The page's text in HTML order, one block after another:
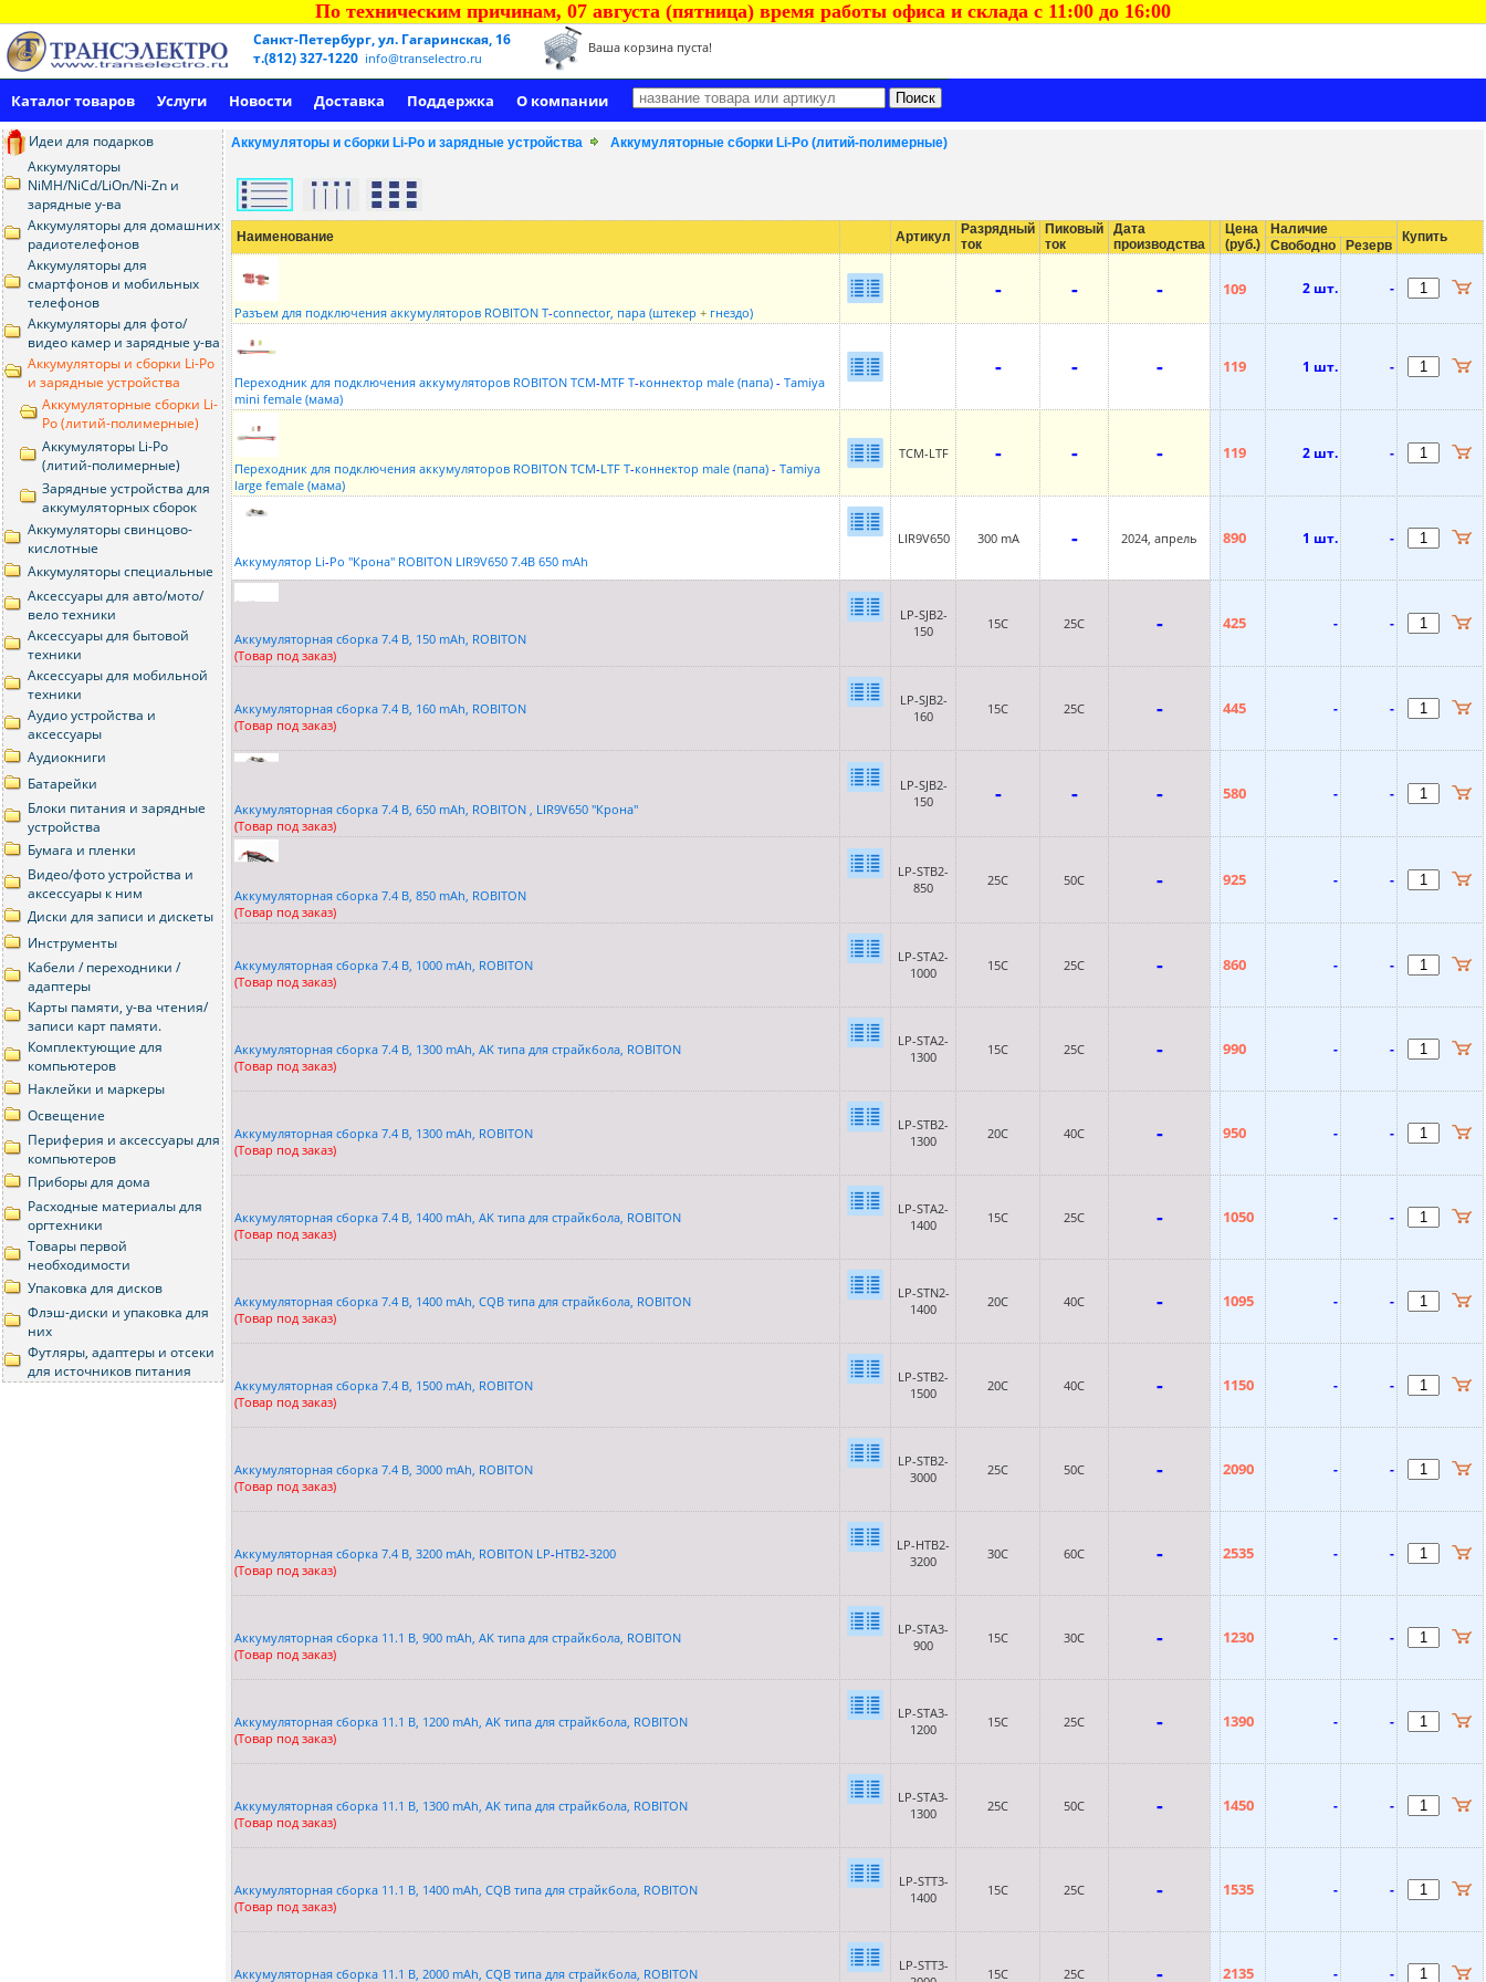
По техническим причинам, 07 августа (пятница) время работы офиса и склада с 11:00 до 16:00
Санкт-Петербург, ул. Гагаринская, 16
т.(812) 327-1220 info@transelectro.ru
Ваша корзина пуста!
Каталог товаров Услуги Новости Доставка Поддержка О компании
Идеи для подарков
Аккумуляторы
NiMH/NiCd/LiOn/Ni-Zn и
зарядные у-ва
Аккумуляторы для домашних
радиотелефонов
Аккумуляторы для
смартфонов и мобильных
телефонов
Аккумуляторы для фото/
видео камер и зарядные у-ва
Аккумуляторы и сборки Li-Po
и зарядные устройства
Аккумуляторные сборки Li-
Po (литий-полимерные)
Аккумуляторы Li-Po
(литий-полимерные)
Зарядные устройства для
аккумуляторных сборок
Аккумуляторы свинцово-
кислотные
Аккумуляторы специальные
Аксессуары для авто/мото/
вело техники
Аксессуары для бытовой
техники
Аксессуары для мобильной
техники
Аудио устройства и
аксессуары
Аудиокниги
Батарейки
Блоки питания и зарядные
устройства
Бумага и пленки
Видео/фото устройства и
аксессуары к ним
Диски для записи и дискеты
Инструменты
Кабели / переходники /
адаптеры
Карты памяти, у-ва чтения/
записи карт памяти.
Комплектующие для
компьютеров
Наклейки и маркеры
Освещение
Периферия и аксессуары для
компьютеров
Приборы для дома
Расходныe материалы для
оргтехники
Товары первой
необходимости
Упаковка для дисков
Флэш-диски и упаковка для
них
Футляры, адаптеры и отсеки
для источников питания
Аккумуляторы и сборки Li-Po и зарядные устройства Аккумуляторные сборки Li-Po (литий-полимерные)
Наименование Артикул
Разрядный
ток
Пиковый
ток
Дата
производства
Цена
(руб.)
Наличие Купить
Свободно Резерв
Разъем для подключения аккумуляторов ROBITON T-connector, пара (штекер + гнездо)
- - - 109 2 шт. -
Переходник для подключения аккумуляторов ROBITON TCM-MTF Т-коннектор male (папа) - Tamiya
mini female (мама)
- - - 119 1 шт. -
Переходник для подключения аккумуляторов ROBITON TCM-LTF Т-коннектор male (папа) - Tamiya
large female (мама)
TCM-LTF - - - 119 2 шт. -
Аккумулятор Li-Po ''Крона'' ROBITON LIR9V650 7.4В 650 mAh
LIR9V650 300 mA - 2024, апрель 890 1 шт. -
Аккумуляторная сборка 7.4 В, 150 mAh, ROBITON
(Товар под заказ)
LP-SJB2-
150
15С 25С - 425 - -
Аккумуляторная сборка 7.4 В, 160 mAh, ROBITON
(Товар под заказ)
LP-SJB2-
160
15С 25С - 445 - -
Аккумуляторная сборка 7.4 В, 650 mAh, ROBITON , LIR9V650 ''Крона''
(Товар под заказ)
LP-SJB2-
150
- - - 580 - -
Аккумуляторная сборка 7.4 В, 850 mAh, ROBITON
(Товар под заказ)
LP-STB2-
850
25C 50C - 925 - -
Аккумуляторная сборка 7.4 В, 1000 mAh, ROBITON
(Товар под заказ)
LP-STA2-
1000
15С 25С - 860 - -
Аккумуляторная сборка 7.4 В, 1300 mAh, AK типа для страйкбола, ROBITON
(Товар под заказ)
LP-STA2-
1300
15C 25C - 990 - -
Аккумуляторная сборка 7.4 В, 1300 mAh, ROBITON
(Товар под заказ)
LP-STB2-
1300
20C 40C - 950 - -
Аккумуляторная сборка 7.4 В, 1400 mAh, AK типа для страйкбола, ROBITON
(Товар под заказ)
LP-STA2-
1400
15C 25C - 1050 - -
Аккумуляторная сборка 7.4 В, 1400 mAh, CQB типа для страйкбола, ROBITON
(Товар под заказ)
LP-STN2-
1400
20C 40C - 1095 - -
Аккумуляторная сборка 7.4 В, 1500 mAh, ROBITON
(Товар под заказ)
LP-STB2-
1500
20C 40C - 1150 - -
Аккумуляторная сборка 7.4 В, 3000 mAh, ROBITON
(Товар под заказ)
LP-STB2-
3000
25C 50C - 2090 - -
Аккумуляторная сборка 7.4 В, 3200 mAh, ROBITON LP-HTB2-3200
(Товар под заказ)
LP-HTB2-
3200
30С 60С - 2535 - -
Аккумуляторная сборка 11.1 В, 900 mAh, AK типа для страйкбола, ROBITON
(Товар под заказ)
LP-STA3-
900
15C 30C - 1230 - -
Аккумуляторная сборка 11.1 В, 1200 mAh, AK типа для страйкбола, ROBITON
(Товар под заказ)
LP-STA3-
1200
15C 25C - 1390 - -
Аккумуляторная сборка 11.1 В, 1300 mAh, AK типа для страйкбола, ROBITON
(Товар под заказ)
LP-STA3-
1300
25C 50C - 1450 - -
Аккумуляторная сборка 11.1 В, 1400 mAh, CQB типа для страйкбола, ROBITON
(Товар под заказ)
LP-STT3-
1400
15C 25C - 1535 - -
Аккумуляторная сборка 11.1 В, 2000 mAh, CQB типа для страйкбола, ROBITON
LP-STT3-
15C 25C - 2135 - -